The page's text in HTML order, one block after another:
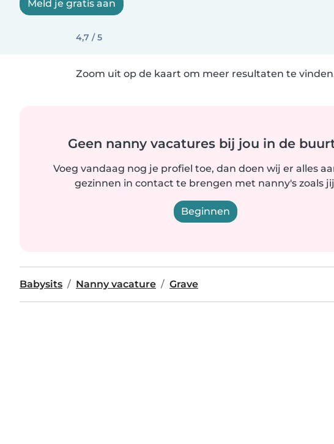
Meld je gratis aan
4,7 / 5
Zoom uit op de kaart om meer resultaten te
Geen nanny vacatures bij jou in de
Voeg vandaag nog je profiel toe, dan doen wij er alles
gezinnen in contact te brengen met nanny's zoals
Beginnen
Babysits Nanny vacature Grave